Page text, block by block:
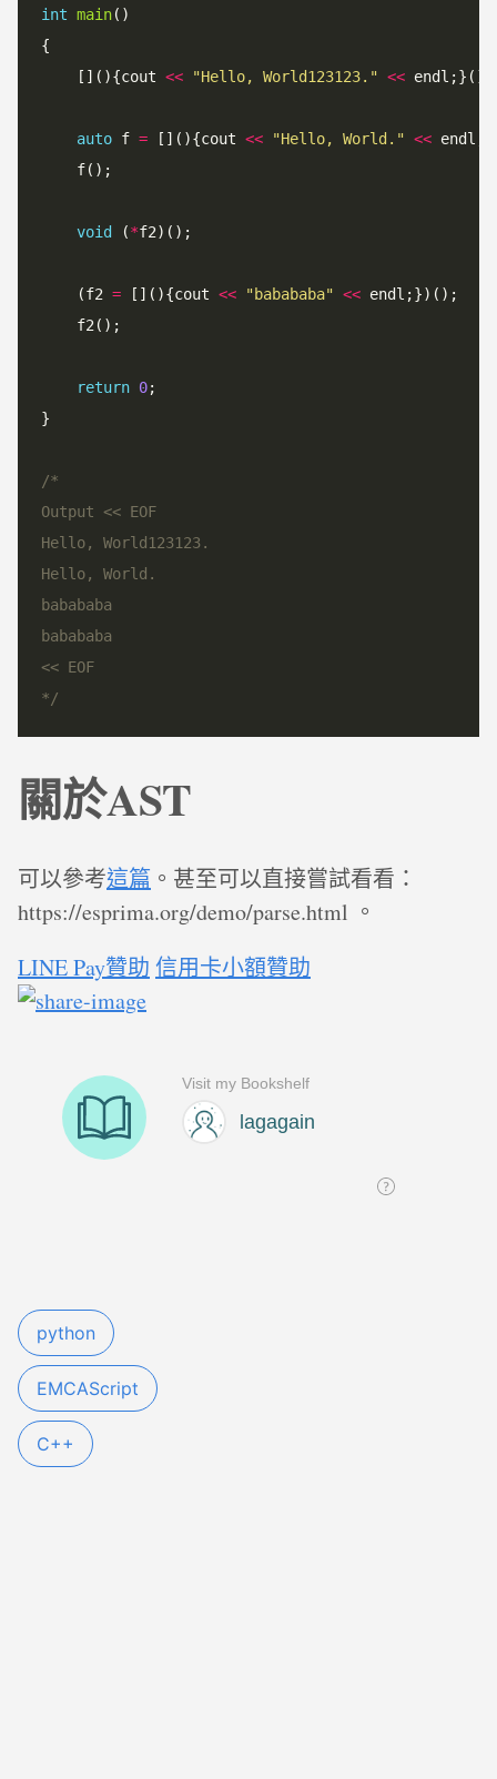
int main()
{
    [](){cout
<< "Hello, World123123. " << endl;}();
auto f = [](){cout << "Hello, World. " <<
    f();
void (*f2)();
    (f2
= [](){cout << "babababa" << endl;})();
    f2();
return 0;
}
*/
關於AST
可以參考這篇 。甚至可以直接嘗試看看：
https://esprima.org/demo/parse.html 。
LINE Pay贊助 信用卡小額贊助
python
EMCAScript
C++